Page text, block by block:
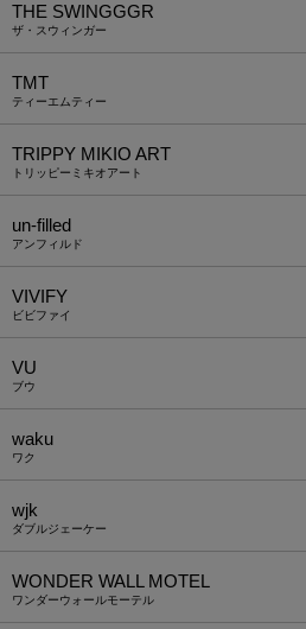
THE SWINGGGR
ザ・スウィンガー
TMT
ティーエムティー
TRIPPY MIKIO ART
トリッピーミキオアート
un-filled
アンフィルド
VIVIFY
ビビファイ
VU
ブウ
waku
ワク
wjk
ダブルジェーケー
WONDER WALL MOTEL
ワンダーウォールモーテル